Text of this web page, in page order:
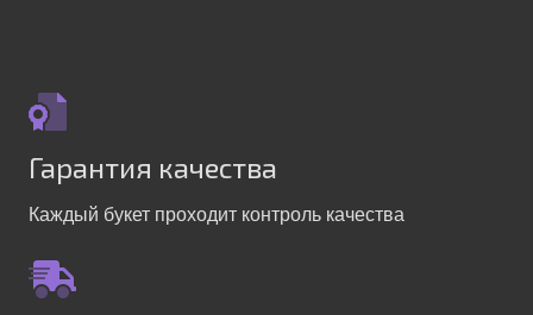
Гарантия качества
Каждый букет проходит контроль качества